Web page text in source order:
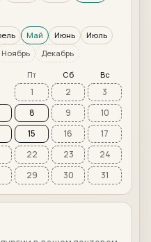
Май Июнь
Июль
Ноябрь Декабрь
Пт Сб Вс
1 2
3
8 9
10
15 16
17
22 23
24
29 30 31